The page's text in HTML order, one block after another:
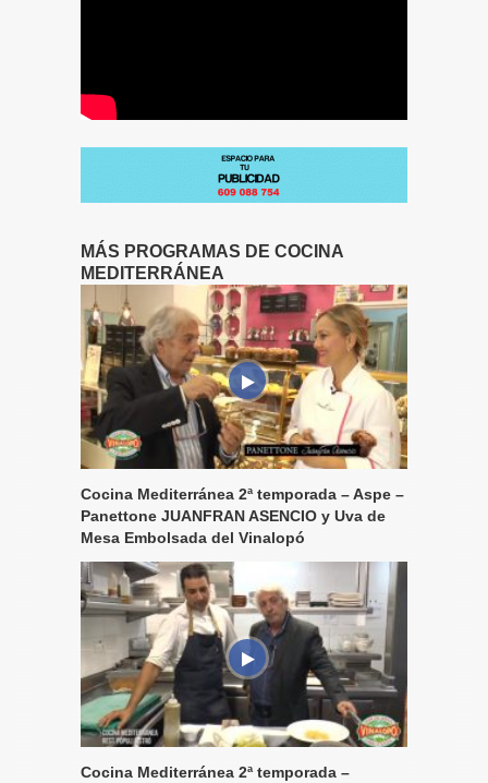
MÁS PROGRAMAS DE COCINA
MEDITERRÁNEA
Cocina Mediterránea 2ª temporada – Aspe –
Panettone JUANFRAN ASENCIO y Uva de
Mesa Embolsada del Vinalopó
Cocina Mediterránea 2ª temporada –